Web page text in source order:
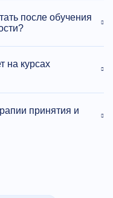
после обучения
на курсах
принятия и